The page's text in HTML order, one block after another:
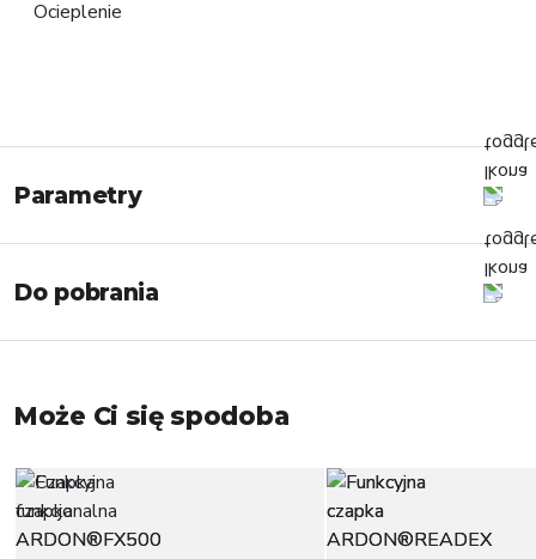
Parametry
Do pobrania
Może Ci się spodoba